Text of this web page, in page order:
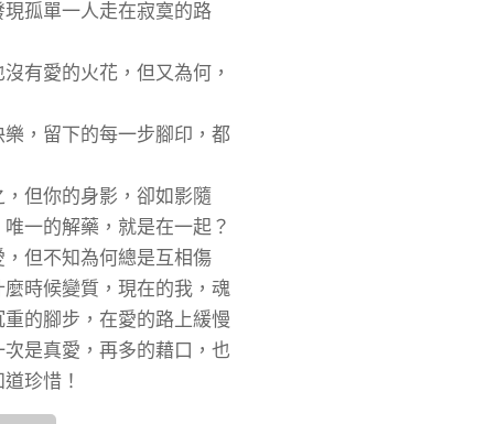
孤單一人走在寂寞的路
有愛的火花，但又為何，
，留下的每一步腳印，都
但你的身影，卻如影隨
一的解藥，就是在一起？
但不知為何總是互相傷
時候變質，現在的我，魂
的腳步，在愛的路上緩慢
是真愛，再多的藉口，也
珍惜！